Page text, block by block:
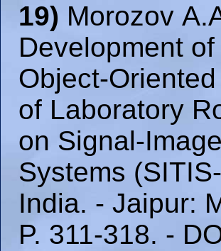
19) Morozov
Development
Object-
of Laboratory
on Signal-
Systems
India. - Jaipur:
P. 311-318. -